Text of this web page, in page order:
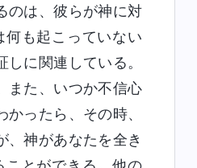
のは、彼らが神に対
も起こっていない
に関連している。
また、いつか不信心
ったら、その時、
、神があなたを全き